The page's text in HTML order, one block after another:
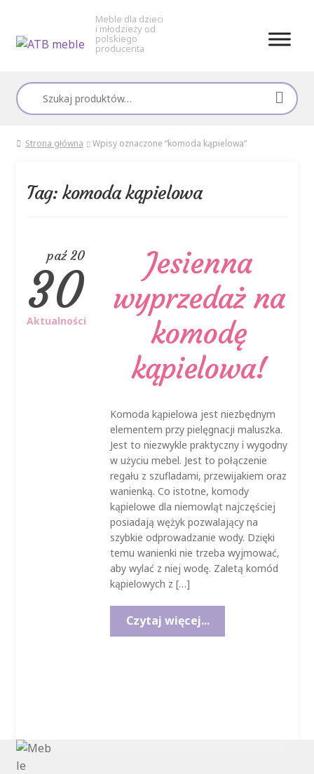
nawigacji
treści
Meble dla dzieci
i młodzieży od
polskiego
producenta
Szukaj:
Strona główna Wpisy oznaczone “komoda kąpielowa”
Tag: komoda kąpielowa
paź 20
30
Aktualności
Jesienna
wyprzedaż na
komodę
kąpielowa!
Komoda kąpielowa jest niezbędnym
elementem przy pielęgnacji maluszka.
Jest to niezwykle praktyczny i wygodny
w użyciu mebel. Jest to połączenie
regału z szufladami, przewijakiem oraz
wanienką. Co istotne, komody
kąpielowe dla niemowląt najczęściej
posiadają wężyk pozwalający na
szybkie odprowadzanie wody. Dzięki
temu wanienki nie trzeba wyjmować,
aby wylać z niej wodę. Zaletą komód
kąpielowych z […]
Czytaj więcej...